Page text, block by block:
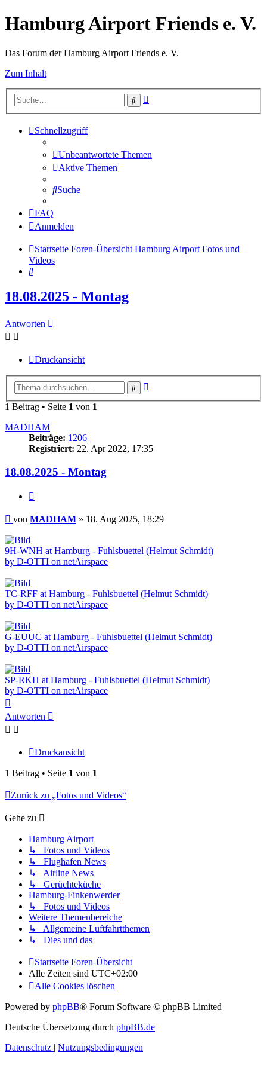
Hamburg Airport Friends e. V.
Das Forum der Hamburg Airport Friends e. V.
Zum Inhalt
Suche
Schnellzugriff
Unbeantwortete Themen
Aktive Themen
Suche
FAQ
Anmelden
Startseite Foren-Übersicht Hamburg Airport Fotos und
Videos
Suche
18.08.2025 - Montag
Antworten
Druckansicht
Suche
1 Beitrag • Seite 1 von 1
MADHAM
Beiträge: 1206
Registriert: 22. Apr 2022, 17:35
18.08.2025 - Montag
Beitrag
von MADHAM » 18. Aug 2025, 18:29
9H-WNH at Hamburg - Fuhlsbuettel (Helmut Schmidt)
by D-OTTI on netAirspace
TC-RFF at Hamburg - Fuhlsbuettel (Helmut Schmidt)
by D-OTTI on netAirspace
G-EUUC at Hamburg - Fuhlsbuettel (Helmut Schmidt)
by D-OTTI on netAirspace
SP-RKH at Hamburg - Fuhlsbuettel (Helmut Schmidt)
by D-OTTI on netAirspace
oben
Antworten
Druckansicht
1 Beitrag • Seite 1 von 1
Zurück zu „Fotos und Videos“
Gehe zu
Hamburg Airport
↳ Fotos und Videos
↳ Flughafen News
↳ Airline News
↳ Gerüchteküche
Hamburg-Finkenwerder
↳ Fotos und Videos
Weitere Themenbereiche
↳ Allgemeine Luftfahrtthemen
↳ Dies und das
Startseite Foren-Übersicht
Alle Zeiten sind UTC+02:00
Alle Cookies löschen
Powered by phpBB® Forum Software © phpBB Limited
Deutsche Übersetzung durch phpBB.de
Datenschutz | Nutzungsbedingungen